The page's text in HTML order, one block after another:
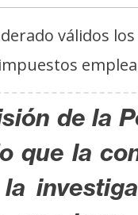
válidos
de la
que la